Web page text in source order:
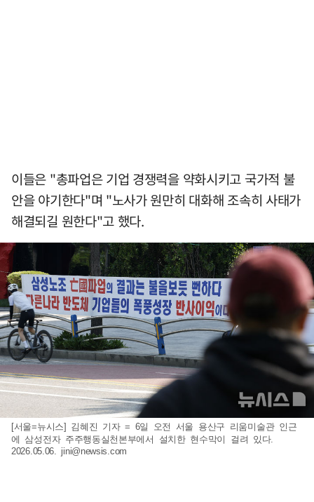
이들은 "총파업은 기업 경쟁력을 약화시키고 국가적 불
안을 야기한다"며 "노사가 원만히 대화해 조속히 사태가
해결되길 원한다"고 했다.
[서울=뉴시스] 김혜진 기자 = 6일 오전 서울 용산구 리움미술관 인근
에 삼성전자 주주행동실천본부에서 설치한 현수막이 걸려 있다.
2026.05.06. jini@newsis.com